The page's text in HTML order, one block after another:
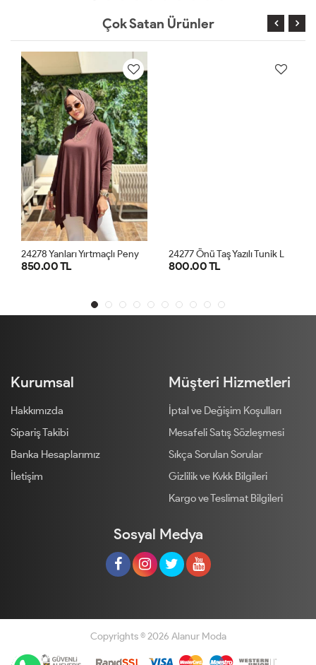
Çok Satan Ürünler
2
4278 Yanları Yırtmaçlı Penye Tunik Kahve
850.00 TL 800.00 TL
Kurumsal
Hakkımızda
Sipariş Takibi
Banka Hesaplarımız
İletişim
Müşteri Hizmetleri
İptal ve Değişim Koşulları
Mesafeli Satış Sözleşmesi
Sıkça Sorulan Sorular
Gizlilik ve Kvkk Bilgileri
Kargo ve Teslimat Bilgileri
Sosyal Medya
Copyrights © 2026 Alanur Moda